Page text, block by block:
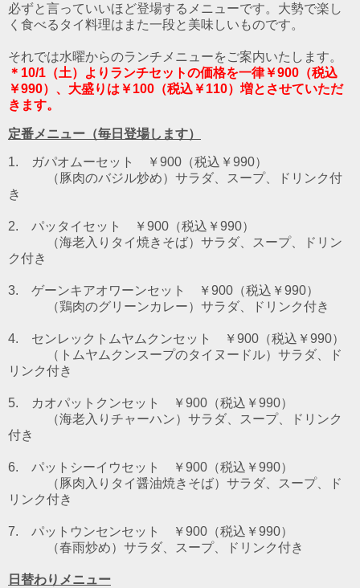
必ずと言っていいほど登場するメニューです。大勢で楽し
く食べるタイ料理はまた一段と美味しいものです。
それでは水曜からのランチメニューをご案内いたします。
＊10/1（土）よりランチセットの価格を一律￥900（税込
￥990）、大盛りは￥100（税込￥110）増とさせていただ
きます。
定番メニュー（毎日登場します）
1. ガパオムーセット ￥900（税込￥990）
（豚肉のバジル炒め） サラダ、スープ、ドリンク付
き
2. パッタイセット
￥900（税込￥990）
（海老入りタイ焼きそば） サラダ、スープ、ドリン
ク付き
3. ゲーンキアオワーンセット
￥900（税込￥990）
（鶏肉のグリーンカレー） サラダ、ドリンク付き
4. センレックトムヤムクンセット
￥900（税込￥990）
（トムヤムクンスープのタイヌードル） サラダ、ド
リンク付き
5. カオパットクンセット
￥900（税込￥990）
（海老入りチャーハン）サラダ、スープ、ドリンク
付き
6. パットシーイウセット
￥900（税込￥990）
（豚肉入りタイ醤油焼きそば）サラダ、スープ、ド
リンク付き
7. パットウンセンセット
￥900（税込￥990）
（春雨炒め）サラダ、スープ、ドリンク付き
日替わりメニュー